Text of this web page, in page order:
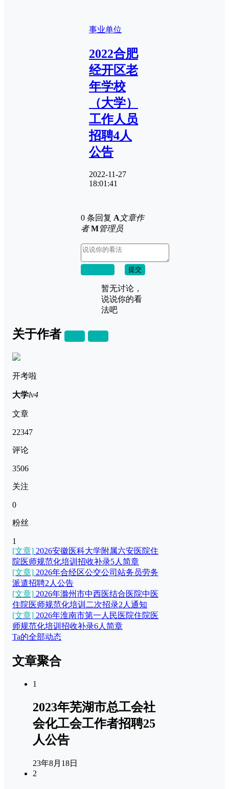
事业单位
2022合肥
经开区老
年学校
（大学）
工作人员
招聘4人
公告
2022-11-27
18:01:41
0 条回复 A文章作
者 M管理员
提交
暂无讨论，
说说你的看
法吧
关于作者
开考啦
大学lv4
文章
22347
评论
3506
关注
0
粉丝
1
[文章] 2026安徽医科大学附属六安医院住
院医师规范化培训招收补录5人简章
[文章] 2026年合经区公交公司站务员劳务
派遣招聘2人公告
[文章] 2026年滁州市中西医结合医院中医
住院医师规范化培训二次招录2人通知
[文章] 2026年淮南市第一人民医院住院医
师规范化培训招收补录6人简章
Ta的全部动态
文章聚合
1
2023年芜湖市总工会社
会化工会工作者招聘25
人公告
23年8月18日
2